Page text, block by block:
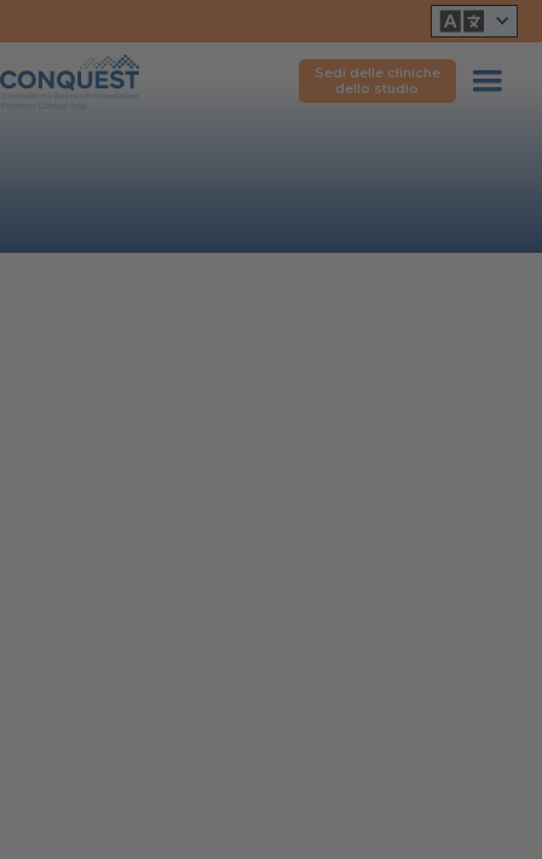
Sedi delle cliniche
dello studio